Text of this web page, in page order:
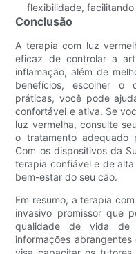
flexibilidade,
Conclusão
A terapia com luz
eficaz de controlar a
inflamação, além de
benefícios, escolher o
práticas, você pode
confortável e ativa. Se
luz vermelha, consulte
o tratamento adequado
Com os dispositivos da
terapia confiável e de
bem-estar do seu cão.
Em resumo, a terapia
invasivo promissor que
qualidade de vida de
informações